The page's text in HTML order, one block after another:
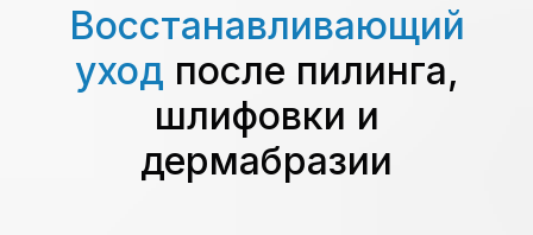
Восстанавливающий
уход после пилинга,
шлифовки и
дермабразии